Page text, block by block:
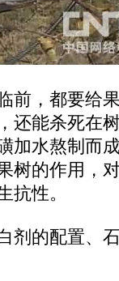
，都要给
还能杀死在
加水熬制而
树的作用，
抗性。
的配置、